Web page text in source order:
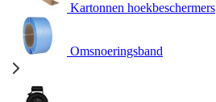
Kartonnen hoekbeschermers
Omsnoeringsband